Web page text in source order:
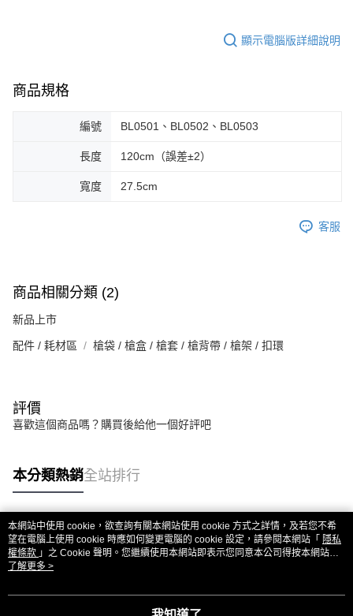
顯示電腦版詳細說明
商品規格
編號 BL0501、BL0502、BL0503
長度 120cm（誤差±2）
寬度 27.5cm
客服
商品相關分類 (2)
新品上市
配件 / 耗材區 槍袋 / 槍盒 / 槍套 / 槍背帶 / 槍架 / 扣環
評價
喜歡這個商品嗎？購買後給他一個好評吧
本分類熱銷全站排行
熱門標籤
本網站中使用 cookie，欲查詢有關本網站使用 cookie 方式之詳情，及若您不希
望在電腦上使用 cookie 時應如何變更電腦的 cookie 設定，請參閱本網站「 隱私
權條款 」之 Cookie 聲明。您繼續使用本網站即表示您同意本公司得按本網站使
用條款之 Cookie 聲明使用 cookie。
了解更多 >